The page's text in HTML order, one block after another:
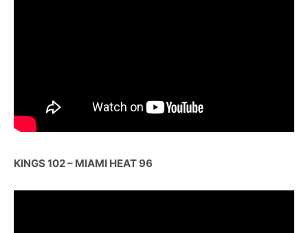
KINGS 102 – MIAMI HEAT 96